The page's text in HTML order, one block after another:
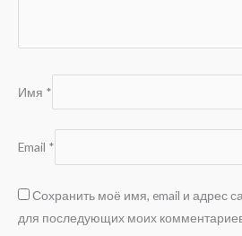
Имя *
Email *
Сохранить моё имя, email и адрес
для последующих моих